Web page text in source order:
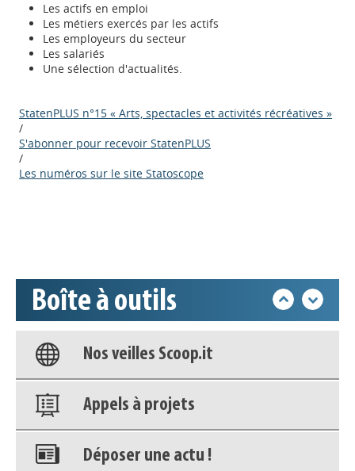
Les actifs en emploi
Les métiers exercés par les actifs
Les employeurs du secteur
Les salariés
Une sélection d'actualités.
StatenPLUS n°15 « Arts, spectacles et activités récréatives »
/
S'abonner pour recevoir StatenPLUS
/
Les numéros sur le site Statoscope
Boîte à outils
Appels à projets
Base documentaire
Nos veilles Scoop.it
Appels à projets
Déposer une actu !